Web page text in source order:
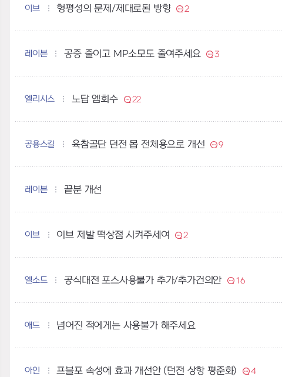
이브 형평성의 문제/제대로된 방향 2
레이븐 공증 줄이고 MP소모도 줄여주세요 3
엘리시스 노답 엠회수 22
공용스킬 육참골단 던전 몹 전체용으로 개선 9
레이븐 끝분 개선
이브 이브 제발 떡상점 시켜주세여 2
엘소드 공식대전 포스사용불가 추가/추가건의안 16
애드 넘어진 적에게는 사용불가 해주세요
아인 프블포 속성에 효과 개선안 (던전 상항 평준화) 4